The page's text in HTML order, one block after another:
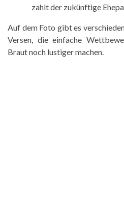
zahlt der zukünftige
Auf dem Foto gibt es
Versen, die einfache
Braut noch lustiger machen.